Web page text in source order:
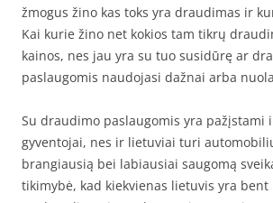
žmogus žino kas toks yra draudimas ir
Kai kurie žino net kokios tam tikrų
kainos, nes jau yra su tuo susidūrę ar
paslaugomis naudojasi dažnai arba
Su draudimo paslaugomis yra pažįstami
gyventojai, nes ir lietuviai turi
brangiausią bei labiausiai saugomą
tikimybė, kad kiekvienas lietuvis yra